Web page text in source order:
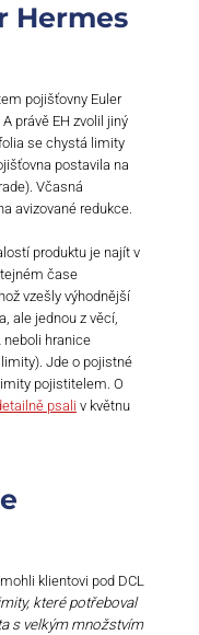
Hermes
pojišťovny Euler
A právě EH zvolil jiný
se chystá limity
postavila na
Včasná
avizované redukce.
produktu je najít v
čase
vzešly výhodnější
ale jednou z věcí,
neboli hranice
limity). Jde o pojistné
pojistitelem. O
psali v květnu
klientovi pod DCL
které potřeboval
s velkým množstvím